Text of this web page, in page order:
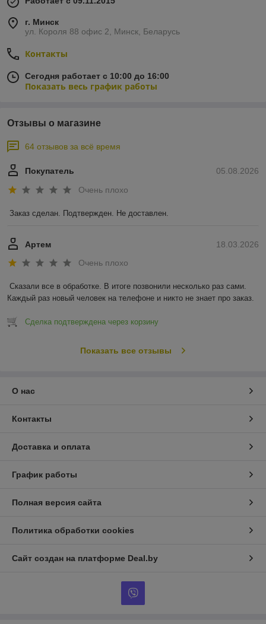
г. Минск
ул. Короля 88 офис 2, Минск, Беларусь
Контакты
Сегодня работает с 10:00 до 16:00
Показать весь график работы
Отзывы о магазине
64 отзывов за всё время
05.08.2026
Покупатель
Очень плохо
Заказ сделан. Подтвержден. Не доставлен.
18.03.2026
Артем
Очень плохо
Сказали все в обработке. В итоге позвонили несколько раз сами.
Каждый раз новый человек на телефоне и никто не знает про заказ.
Сделка подтверждена через корзину
Показать все отзывы
О нас
Контакты
Доставка и оплата
График работы
Полная версия сайта
Политика обработки cookies
Сайт создан на платформе Deal.by